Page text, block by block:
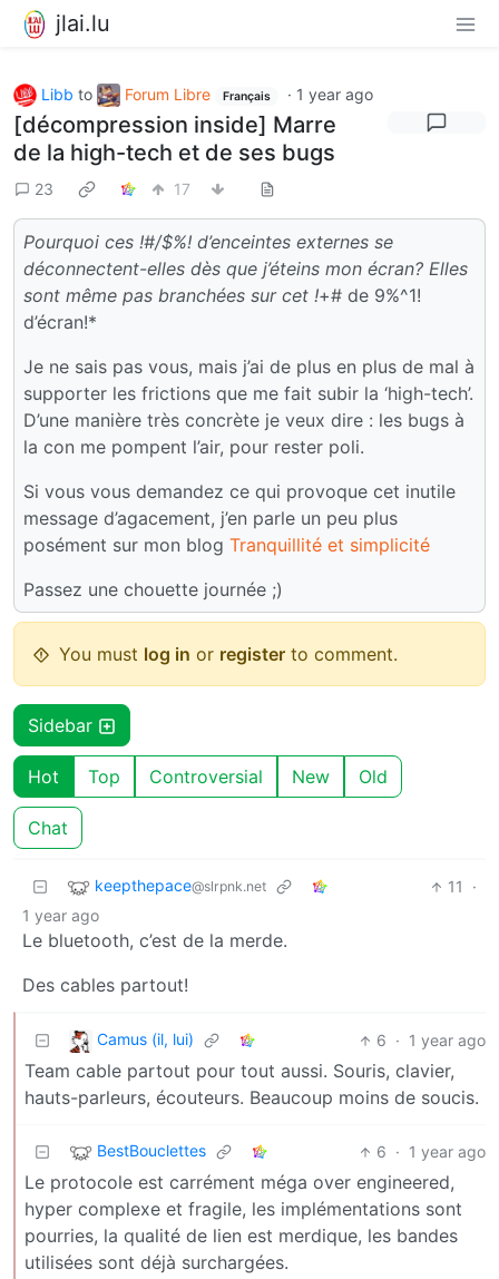
jlai.lu
Libb to Forum Libre Français · 1 year ago
[décompression inside] Marre
de la high-tech et de ses bugs
23 17
Pourquoi ces !#/$%! d’enceintes externes se
déconnectent-elles dès que j’éteins mon écran? Elles
sont même pas branchées sur cet !+# de 9%^1!
d’écran!*
Je ne sais pas vous, mais j’ai de plus en plus de mal à
supporter les frictions que me fait subir la ‘high-tech’.
D’une manière très concrète je veux dire : les bugs à
la con me pompent l’air, pour rester poli.
Si vous vous demandez ce qui provoque cet inutile
message d’agacement, j’en parle un peu plus
posément sur mon blog Tranquillité et simplicité
Passez une chouette journée ;)
You must log in or register to comment.
Sidebar
Hot Top Controversial New Old
Chat
keepthepace@slrpnk.net 11
·
1 year ago
Le bluetooth, c’est de la merde.
Des cables partout!
Camus (il, lui) 6 · 1 year ago
Team cable partout pour tout aussi. Souris, clavier,
hauts-parleurs, écouteurs. Beaucoup moins de soucis.
BestBouclettes 6 · 1 year ago
Le protocole est carrément méga over engineered,
hyper complexe et fragile, les implémentations sont
pourries, la qualité de lien est merdique, les bandes
utilisées sont déjà surchargées.